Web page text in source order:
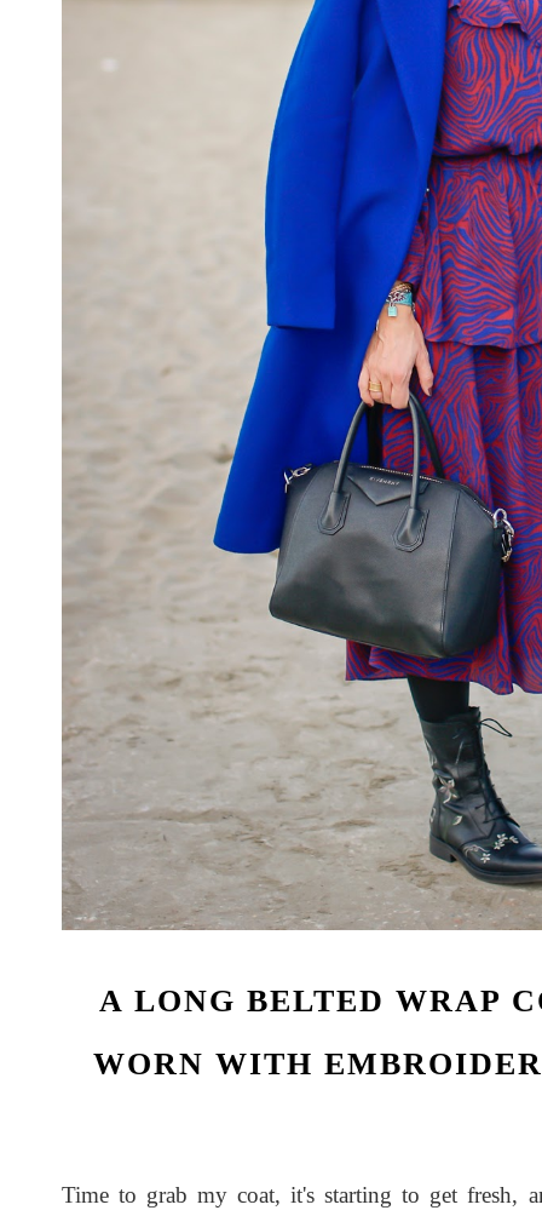
A LONG BELTED WRAP
WORN WITH
Time to grab my coat, it's starting to get fresh,